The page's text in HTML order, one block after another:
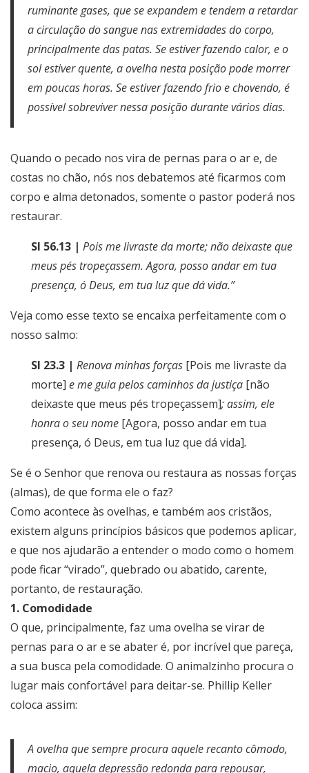
ruminante gases, que se expandem e tendem a retardar
a circulação do sangue nas extremidades do corpo,
principalmente das patas. Se estiver fazendo calor, e o
sol estiver quente, a ovelha nesta posição pode morrer
em poucas horas. Se estiver fazendo frio e chovendo, é
possível sobreviver nessa posição durante vários dias.
Quando o pecado nos vira de pernas para o ar e, de
costas no chão, nós nos debatemos até ficarmos com
corpo e alma detonados, somente o pastor poderá nos
restaurar.
Sl 56.13 | Pois me livraste da morte; não deixaste que
meus pés tropeçassem. Agora, posso andar em tua
presença, ó Deus, em tua luz que dá vida.”
Veja como esse texto se encaixa perfeitamente com o
nosso salmo:
Sl 23.3 | Renova minhas forças [Pois me livraste da
morte] e me guia pelos caminhos da justiça [não
deixaste que meus pés tropeçassem]; assim, ele
honra o seu nome [Agora, posso andar em tua
presença, ó Deus, em tua luz que dá vida].
Se é o Senhor que renova ou restaura as nossas forças
(almas), de que forma ele o faz?
Como acontece às ovelhas, e também aos cristãos,
existem alguns princípios básicos que podemos aplicar,
e que nos ajudarão a entender o modo como o homem
pode ficar “virado”, quebrado ou abatido, carente,
portanto, de restauração.
1. Comodidade
O que, principalmente, faz uma ovelha se virar de
pernas para o ar e se abater é, por incrível que pareça,
a sua busca pela comodidade. O animalzinho procura o
lugar mais confortável para deitar-se. Phillip Keller
coloca assim:
A ovelha que sempre procura aquele recanto cômodo,
macio, aquela depressão redonda para repousar,